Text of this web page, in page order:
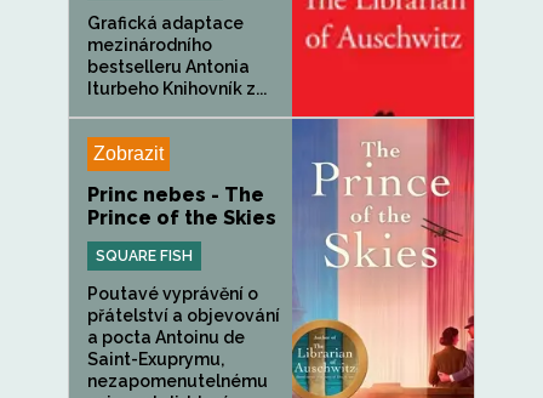
Grafická adaptace
mezinárodního
bestselleru Antonia
Iturbeho Knihovník z...
Zobrazit
Princ nebes - The
Prince of the Skies
SQUARE FISH
Poutavé vyprávění o
přátelství a objevování
a pocta Antoinu de
Saint-Exuprymu,
nezapomenutelnému